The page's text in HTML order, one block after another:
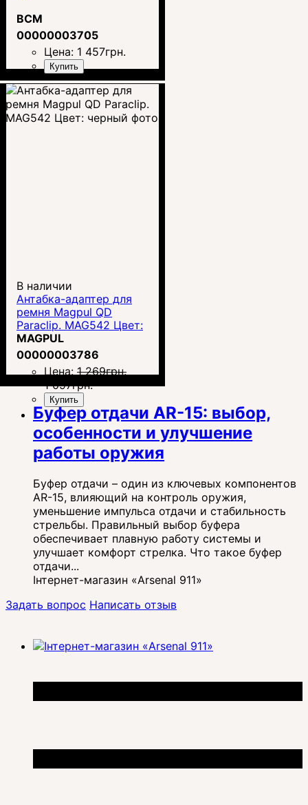
BCM
00000003705
Цена: 1 457грн.
Купить
В наличии
Антабка-адаптер для
ремня Magpul QD
Paraclip. MAG542 Цвет:
черный
MAGPUL
00000003786
Цена: 1 269грн.
1 097грн.
Купить
Буфер отдачи AR-15: выбор,
особенности и улучшение
работы оружия
Буфер отдачи – один из ключевых компонентов
AR-15, влияющий на контроль оружия,
уменьшение импульса отдачи и стабильность
стрельбы. Правильный выбор буфера
обеспечивает плавную работу системы и
улучшает комфорт стрелка. Что такое буфер
отдачи...
Інтернет-магазин «Arsenal 911»
Задать вопрос Написать отзыв